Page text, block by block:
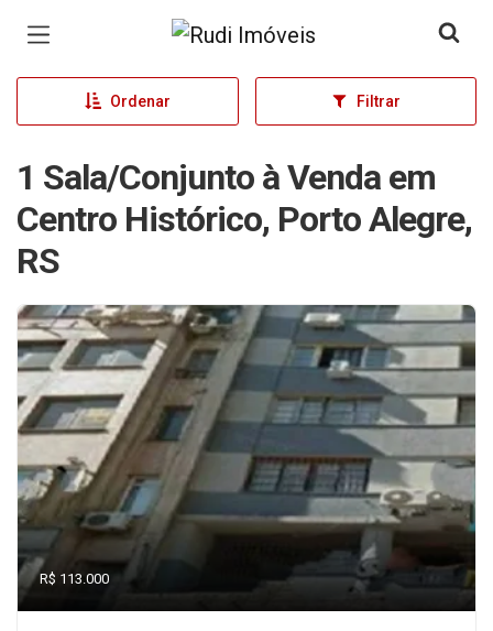
Página inicial
Ordenar Filtrar
1 Sala/Conjunto à Venda em
Centro Histórico, Porto Alegre,
RS
R$ 113.000